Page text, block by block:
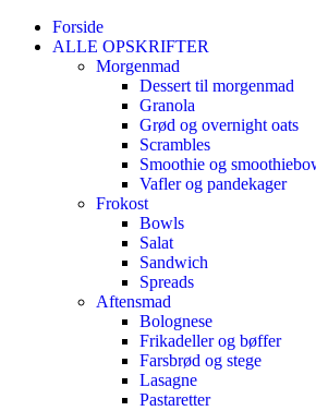
Forside
ALLE OPSKRIFTER
Morgenmad
Dessert til morgenmad
Granola
Grød og overnight oats
Scrambles
Smoothie og
Vafler og pandekager
Frokost
Bowls
Salat
Sandwich
Spreads
Aftensmad
Bolognese
Frikadeller og bøffer
Farsbrød og stege
Lasagne
Pastaretter